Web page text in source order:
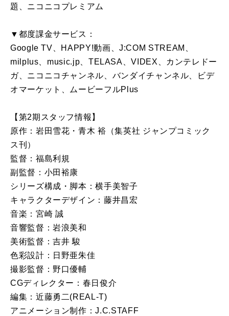
題、ニコニコプレミアム
▼都度課金サービス：
Google TV、HAPPY!動画、J:COM STREAM、
milplus、music.jp、TELASA、VIDEX、カンテレドー
ガ、ニコニコチャンネル、バンダイチャンネル、ビデ
オマーケット、ムービーフルPlus
【第2期スタッフ情報】
原作：岩田雪花・青木 裕（集英社 ジャンプコミック
ス刊）
監督：福島利規
副監督：小田裕康
シリーズ構成・脚本：横手美智子
キャラクターデザイン：藤井昌宏
音楽：宮崎 誠
音響監督：岩浪美和
美術監督：吉井 駿
色彩設計：日野亜朱佳
撮影監督：野口優輔
CGディレクター：春日俊介
編集：近藤勇二(REAL-T)
アニメーション制作：J.C.STAFF